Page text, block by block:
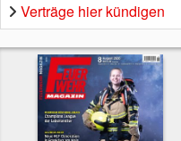
Verträge hier kündigen